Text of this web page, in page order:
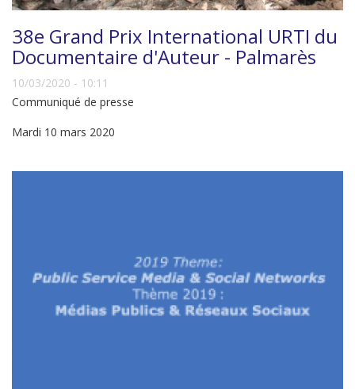
38e Grand Prix International URTI du
Documentaire d'Auteur - Palmarès
10/03/2020 - 10:11
Communiqué de presse
Mardi 10 mars 2020